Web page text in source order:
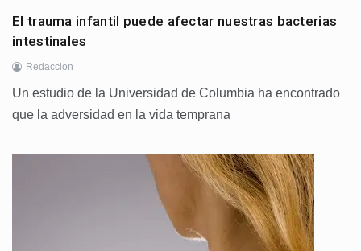
El trauma infantil puede afectar nuestras bacterias
intestinales
Redaccion
Un estudio de la Universidad de Columbia ha encontrado
que la adversidad en la vida temprana